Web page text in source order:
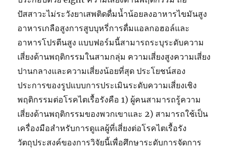
ปัสสาวะไม่ระวังยาเสพติดดื่มน้ำน้อยลงอาหารไขมันสูง
อาหารเกลือสูงการสูบบุหรี่การดื่มแอลกอฮอล์และ
อาหารโปรตีนสูง แบบฟอร์มนี้สามารถระบุระดับความ
เสี่ยงด้านพฤติกรรมในสามกลุ่ม ความเสี่ยงสูงความเสี่ยง
ปานกลางและความเสี่ยงน้อยที่สุด ประโยชน์สอง
ประการของรูปแบบการประเมินระดับความเสี่ยงเชิง
พฤติกรรมต่อโรคไตเรื้อรังคือ 1) ผู้คนสามารถรู้ความ
เสี่ยงด้านพฤติกรรมของพวกเขาและ 2) สามารถใช้เป็น
เครื่องมือสำหรับการดูแลผู้ที่เสี่ยงต่อโรคไตเรื้อรัง
วัตถุประสงค์ของการวิจัยนี้เพื่อศึกษาระดับการจัดการ